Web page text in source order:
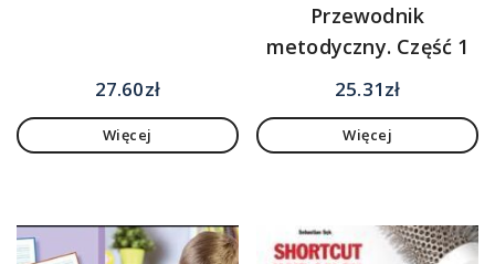
27.60zł
Więcej
Przewodnik
metodyczny. Część 1
25.31zł
Więcej